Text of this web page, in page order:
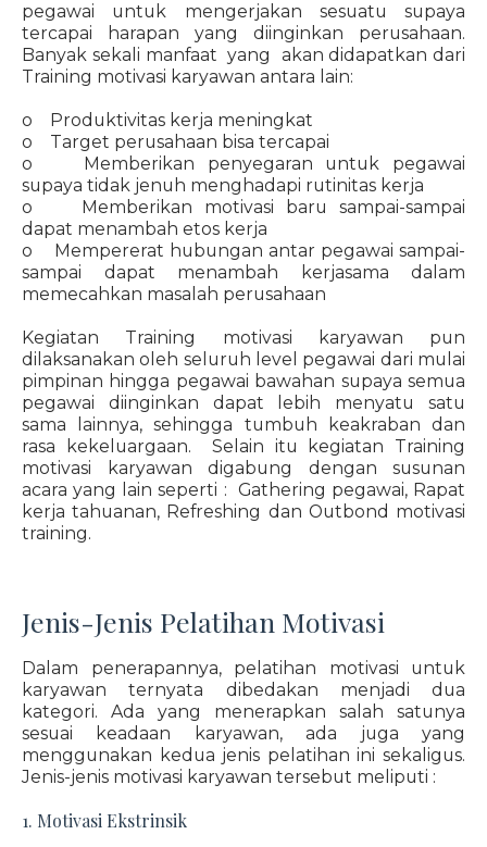
pegawai untuk mengerjakan sesuatu supaya
tercapai harapan yang diinginkan perusahaan.
Banyak sekali manfaat yang akan didapatkan dari
Training motivasi karyawan antara lain:
o Produktivitas kerja meningkat
o Target perusahaan bisa tercapai
o Memberikan penyegaran untuk pegawai
supaya tidak jenuh menghadapi rutinitas kerja
o Memberikan motivasi baru sampai-sampai
dapat menambah etos kerja
o Mempererat hubungan antar pegawai sampai-
sampai dapat menambah kerjasama dalam
memecahkan masalah perusahaan
Kegiatan Training motivasi karyawan pun
dilaksanakan oleh seluruh level pegawai dari mulai
pimpinan hingga pegawai bawahan supaya semua
pegawai diinginkan dapat lebih menyatu satu
sama lainnya, sehingga tumbuh keakraban dan
rasa kekeluargaan. Selain itu kegiatan Training
motivasi karyawan digabung dengan susunan
acara yang lain seperti : Gathering pegawai, Rapat
kerja tahuanan, Refreshing dan Outbond motivasi
training.
Jenis-Jenis Pelatihan Motivasi
Dalam penerapannya, pelatihan motivasi untuk
karyawan ternyata dibedakan menjadi dua
kategori. Ada yang menerapkan salah satunya
sesuai keadaan karyawan, ada juga yang
menggunakan kedua jenis pelatihan ini sekaligus.
Jenis-jenis motivasi karyawan tersebut meliputi :
1. Motivasi Ekstrinsik